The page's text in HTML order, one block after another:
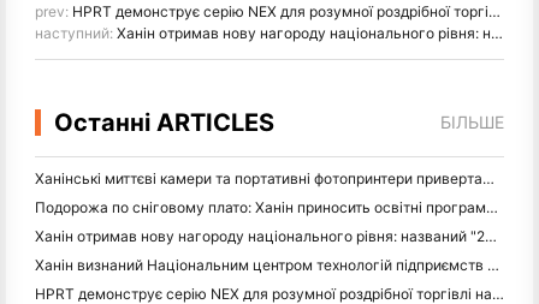
prev: HPRT демонструє серію NEX для розумної роздрібної торгівлі на CHINASHOP 2026
наступний: Ханін отримав нову нагороду національного рівня: названий "2026 Made in China · Trusted Brand by Consumers"
Останні ARTICLES БІЛЬШЕ
Ханінські миттєві камери та портативні фотопринтери привертають великий інтерес до IEAE Shenzhen 2026
Подорожа по сніговому плато: Ханін приносить освітні програми фотографії дітям в Камдо
Ханін отримав нову нагороду національного рівня: названий "2026 Made in China · Trusted Brand by Consumers"
Ханін визнаний Національним центром технологій підприємств для лідерства інноваціями
HPRT демонструє серію NEX для розумної роздрібної торгівлі на CHINASHOP 2026